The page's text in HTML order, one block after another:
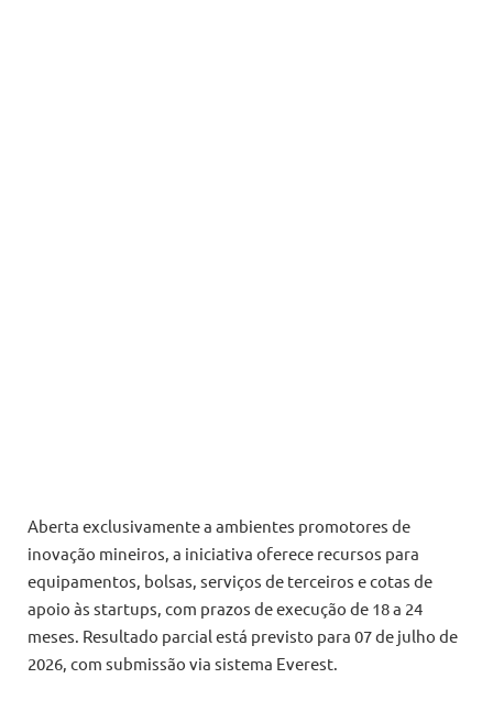
Aberta exclusivamente a ambientes promotores de
inovação mineiros, a iniciativa oferece recursos para
equipamentos, bolsas, serviços de terceiros e cotas de
apoio às startups, com prazos de execução de 18 a 24
meses. Resultado parcial está previsto para 07 de julho de
2026, com submissão via sistema Everest.